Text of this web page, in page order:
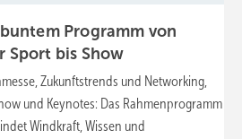
Programm von
Sport bis Show
Zukunftstrends und Networking,
und Keynotes: Das Rahmenprogramm
Windkraft, Wissen und